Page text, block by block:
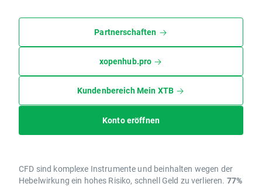
Partnerschaften
xopenhub.pro
Kundenbereich Mein XTB
Konto eröffnen
CFD sind komplexe Instrumente und beinhalten wegen der
Hebelwirkung ein hohes Risiko, schnell Geld zu verlieren. 77%